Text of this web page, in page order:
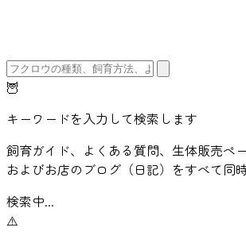
🦉
キーワードを入力して検索します
飼育ガイド、よくある質問、生体販売ペー
およびお店のブログ（日記）をすべて同
検索中...
⚠️